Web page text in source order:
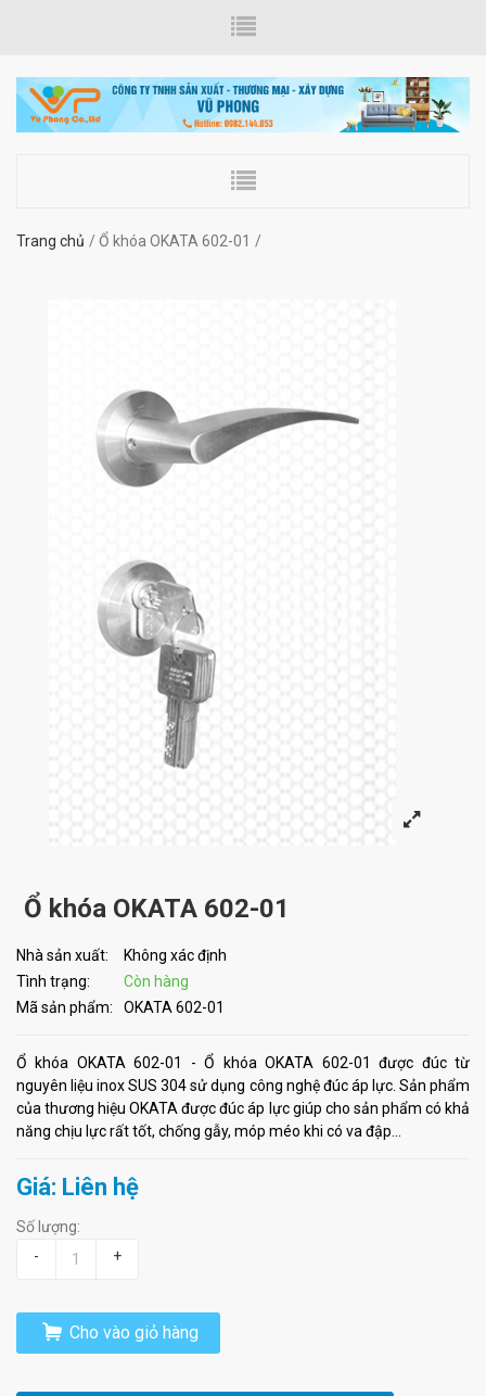
Trang chủ Ổ khóa OKATA 602-01
Ổ khóa OKATA 602-01
Nhà sản xuất:
Không xác định
Tình trạng:
Còn hàng
Mã sản phẩm:
OKATA 602-01
Ổ khóa OKATA 602-01 - Ổ khóa OKATA 602-01 được đúc từ
nguyên liệu inox SUS 304 sử dụng công nghệ đúc áp lực. Sản phẩm
của thương hiệu OKATA được đúc áp lực giúp cho sản phẩm có khả
năng chịu lực rất tốt, chống gẫy, móp méo khi có va đập...
Giá: Liên hệ
Số lượng:
-
+
Cho vào giỏ hàng